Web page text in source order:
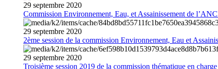
29 septembre 2020
Commission Environnement, Eau, et Assainissement de
29 septembre 2020
2ème session de la commission Environnement, Eau et
29 septembre 2020
Troisième session 2019 de la commission thématique en